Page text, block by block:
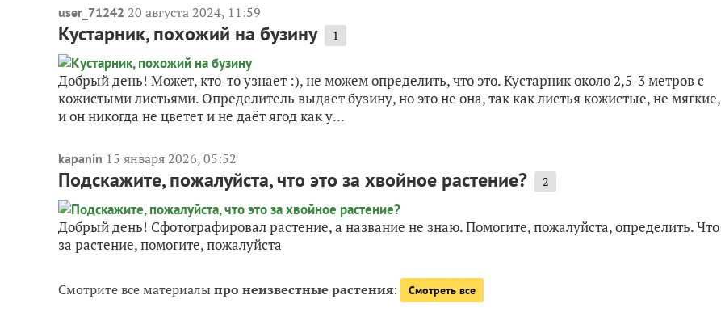
user_71242 20 августа 2024, 11:59
Кустарник, похожий на бузину 1
Добрый день! Может, кто-то узнает :), не можем определить, что это. Кустарник около 2,5-3 метров с
кожистыми листьями. Определитель выдает бузину, но это не она, так как листья кожистые, не мягкие,
и он никогда не цветет и не даёт ягод как у...
kapanin 15 января 2026, 05:52
Подскажите, пожалуйста, что это за хвойное растение? 2
Добрый день! Сфотографировал растение, а название не знаю. Помогите, пожалуйста, определить. Что
за растение, помогите, пожалуйста
Смотрите все материалыпро неизвестные растения: Смотреть все